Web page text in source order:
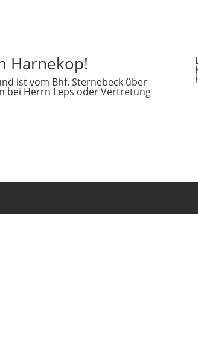
Harnekop!
ist vom Bhf. Sternebeck über
bei Herrn Leps oder Vertretung